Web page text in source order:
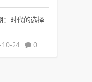
：时代的选择
10-24
0